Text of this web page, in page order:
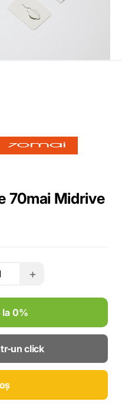
70mai Midrive
+
la 0%
un click